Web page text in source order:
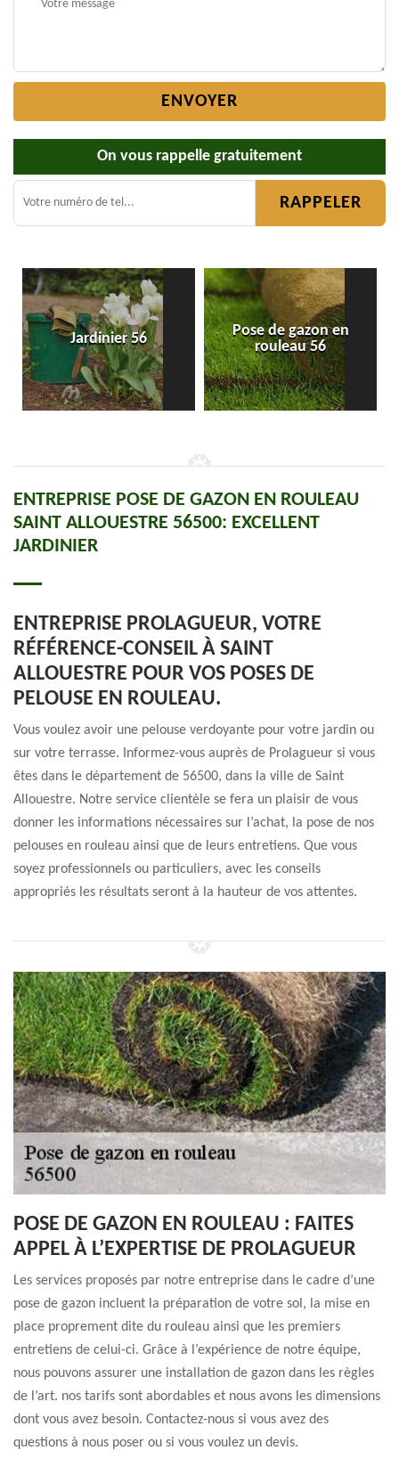
On vous rappelle gratuitement
Jardinier 56
Pose de gazon en
rouleau 56
ENTREPRISE POSE DE GAZON EN ROULEAU
SAINT ALLOUESTRE 56500: EXCELLENT
JARDINIER
ENTREPRISE PROLAGUEUR, VOTRE
RÉFÉRENCE-CONSEIL À SAINT
ALLOUESTRE POUR VOS POSES DE
PELOUSE EN ROULEAU.
Vous voulez avoir une pelouse verdoyante pour votre jardin ou
sur votre terrasse. Informez-vous auprès de Prolagueur si vous
êtes dans le département de 56500, dans la ville de Saint
Allouestre. Notre service clientèle se fera un plaisir de vous
donner les informations nécessaires sur l’achat, la pose de nos
pelouses en rouleau ainsi que de leurs entretiens. Que vous
soyez professionnels ou particuliers, avec les conseils
appropriés les résultats seront à la hauteur de vos attentes.
POSE DE GAZON EN ROULEAU : FAITES
APPEL À L’EXPERTISE DE PROLAGUEUR
Les services proposés par notre entreprise dans le cadre d’une
pose de gazon incluent la préparation de votre sol, la mise en
place proprement dite du rouleau ainsi que les premiers
entretiens de celui-ci. Grâce à l’expérience de notre équipe,
nous pouvons assurer une installation de gazon dans les règles
de l’art. nos tarifs sont abordables et nous avons les dimensions
dont vous avez besoin. Contactez-nous si vous avez des
questions à nous poser ou si vous voulez un devis.